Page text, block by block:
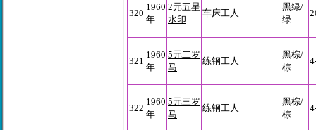
320
1960
年
2元五星
水印
车床工人
黑绿/
绿
321
1960
年
5元二罗
马
练钢工人
黑棕/
棕
322
1960
年
5元三罗
马
练钢工人
黑棕/
棕